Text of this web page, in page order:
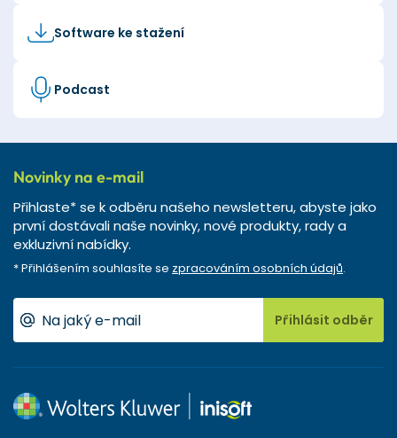
Software ke stažení
Podcast
Novinky na e-mail
Přihlaste* se k odběru našeho newsletteru, abyste jako
první dostávali naše novinky, nové produkty, rady a
exkluzivní nabídky.
* Přihlášením souhlasíte se zpracováním osobních údajů.
Přihlásit odběr